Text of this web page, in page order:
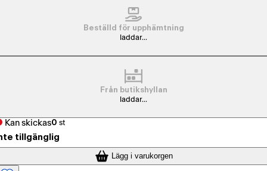
Beställd för upphämtning
laddar...
Från butikshyllan
laddar...
Kan skickas0 st
tillgänglig
Lägg i varukorgen